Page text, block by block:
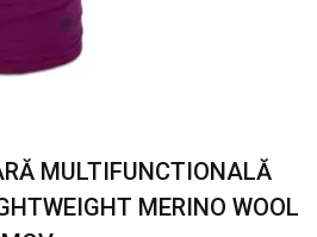
MULTIFUNCTIONALĂ
MERINO WOOL